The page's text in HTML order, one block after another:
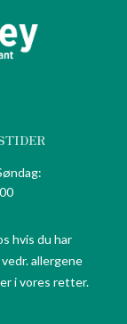
hvis du har
allergene
i vores retter.